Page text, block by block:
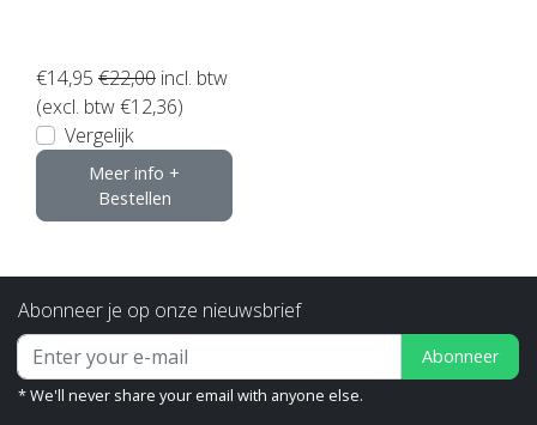
€14,95 €22,00 incl. btw
(excl. btw €12,36)
Vergelijk
Meer info +
Bestellen
Abonneer je op onze nieuwsbrief
Abonneer
* We'll never share your email with anyone else.